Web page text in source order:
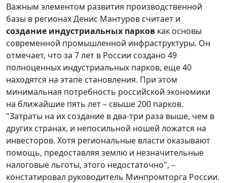
Важным элементом развития производственной
базы в регионах Денис Мантуров считает и
создание индустриальных парков как основы
современной промышленной инфраструктуры. Он
отмечает, что за 7 лет в России создано 49
полноценных индустриальных парков, еще 40
находятся на этапе становления. При этом
минимальная потребность российской экономики
на ближайшие пять лет – свыше 200 парков.
"Затраты на их создание в два-три раза выше, чем в
других странах, и непосильной ношей ложатся на
инвесторов. Хотя региональные власти оказывают
помощь, предоставляя землю и незначительные
налоговые льготы, этого недостаточно", –
констатировал руководитель Минпромторга России.